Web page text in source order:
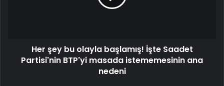
Her şey bu olayla başlamış! İşte Saadet
Partisi'nin BTP'yi masada istememesinin ana
nedeni